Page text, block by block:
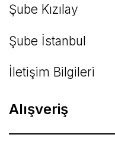
Şube Kızılay
Şube İstanbul
İletişim Bilgileri
Alışveriş